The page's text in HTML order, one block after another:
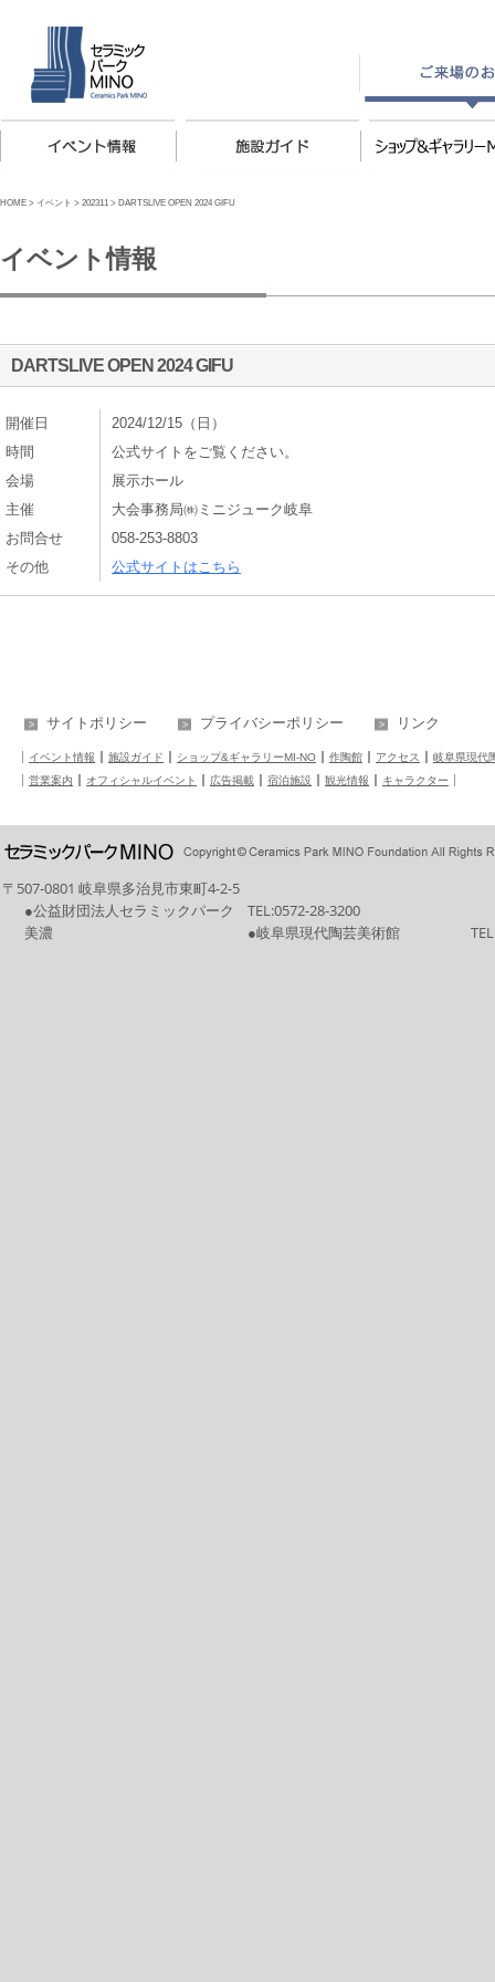
HOME > イベント > 202311 > DARTSLIVE OPEN 2024 GIFU
イベント情報
DARTSLIVE OPEN 2024 GIFU
開催日
2024/12/15（日）
時間
公式サイトをご覧ください。
会場
展示ホール
主催
大会事務局㈱ミニジューク岐阜
お問合せ
058-253-8803
その他
公式サイトはこちら
サイトポリシー プライバシーポリシー リンク
イベント情報 施設ガイド ショップ&ギャラリーMI-NO 作陶館 アクセス
岐阜県現代
営業案内
オフィシャルイベント 広告掲載 宿泊施設 観光情報 キャラクター
〒507-0801 岐阜県多治見市東町4-2-5
●公益財団法人セラミックパーク
美濃
TEL:0572-28-3200
●岐阜県現代陶芸美術館